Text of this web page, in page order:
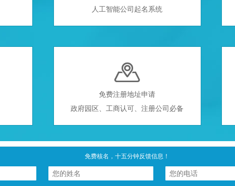
人工智能公司起名系统

免费注册地址申请
政府园区、工商认可、注册公司必备
免费核名，十五分钟反馈信息！